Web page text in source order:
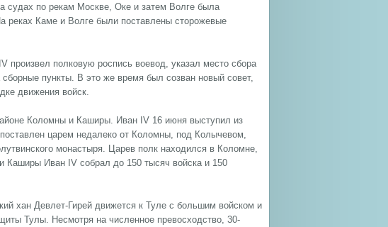
судах по рекам Москве, Оке и затем Волге была
реках Каме и Волге были поставлены сторожевые
произвел полковую роспись воевод, указал место сбора
пункты. В это же время был созван новый совет,
движения войск.
Коломны и Каширы. Иван IV 16 июня выступил из
царем недалеко от Коломны, под Колычевом,
монастыря. Царев полк находился в Коломне,
Иван IV собрал до 150 тысяч войска и 150
хан Девлет-Гирей движется к Туле с большим войском и
Тулы. Несмотря на численное превосходство, 30-